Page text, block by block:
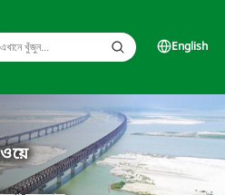
English